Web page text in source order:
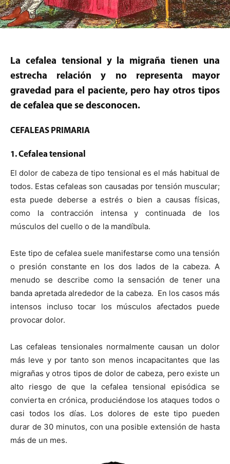
La cefalea tensional y la migraña tienen una
estrecha relación y no representa mayor
gravedad para el paciente, pero hay otros tipos
de cefalea que se desconocen.
CEFALEAS PRIMARIA
1. Cefalea tensional
El dolor de cabeza de tipo tensional es el más habitual de
todos. Estas cefaleas son causadas por tensión muscular;
esta puede deberse a estrés o bien a causas físicas,
como la contracción intensa y continuada de los
músculos del cuello o de la mandíbula.
Este tipo de cefalea suele manifestarse como una tensión
o presión constante en los dos lados de la cabeza. A
menudo se describe como la sensación de tener una
banda apretada alrededor de la cabeza. En los casos más
intensos incluso tocar los músculos afectados puede
provocar dolor.
Las cefaleas tensionales normalmente causan un dolor
más leve y por tanto son menos incapacitantes que las
migrañas y otros tipos de dolor de cabeza, pero existe un
alto riesgo de que la cefalea tensional episódica se
convierta en crónica, produciéndose los ataques todos o
casi todos los días. Los dolores de este tipo pueden
durar de 30 minutos, con una posible extensión de hasta
más de un mes.